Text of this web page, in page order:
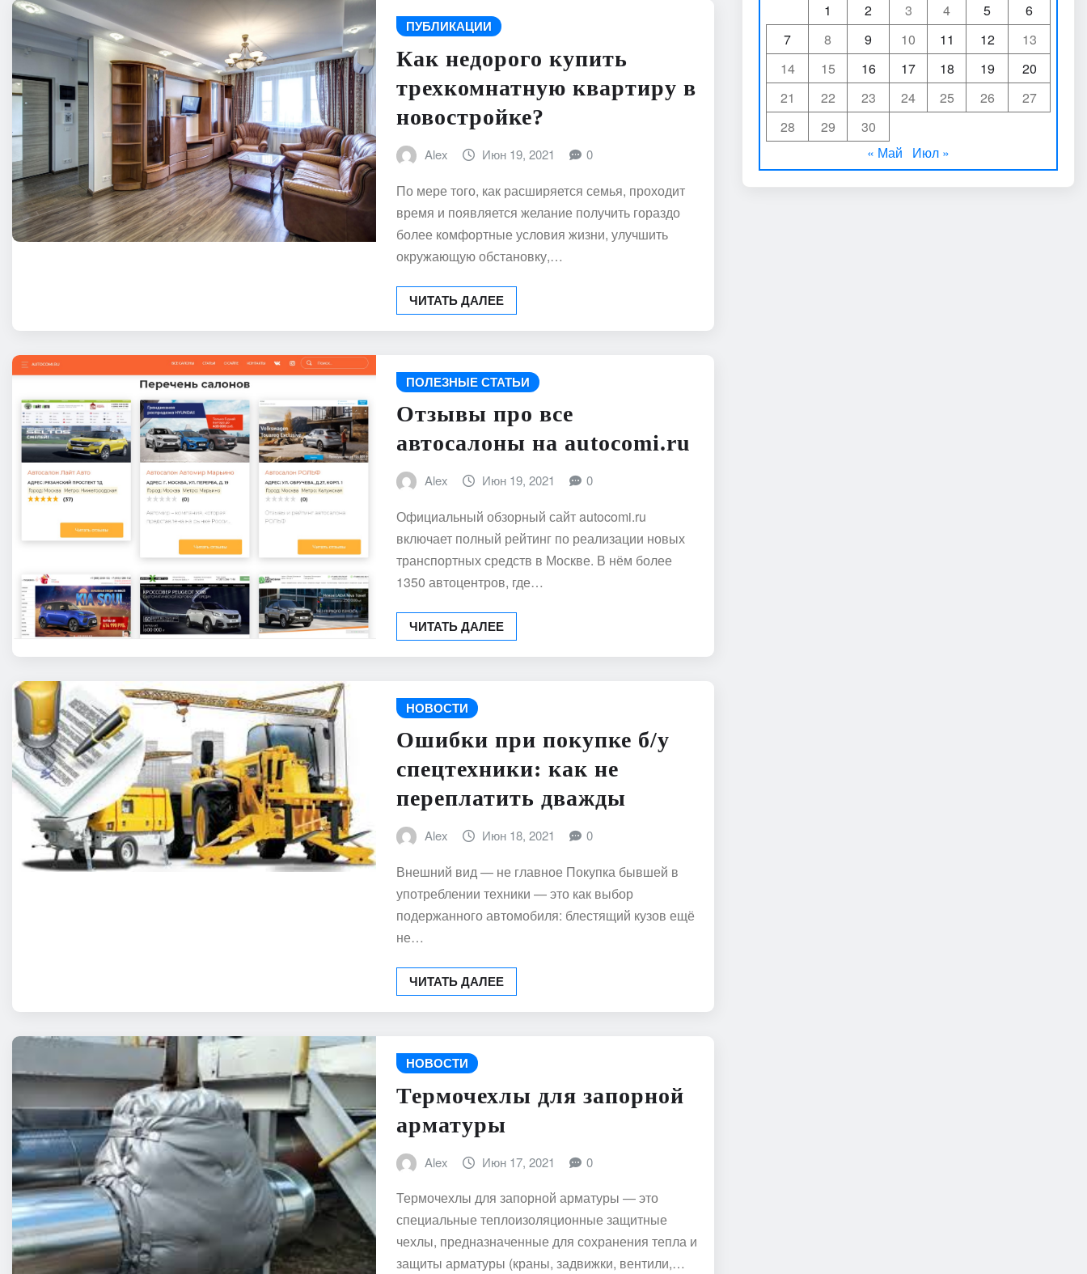
ПУБЛИКАЦИИ
Как недорого купить
трехкомнатную квартиру в
новостройке?
Alex Июн 19, 2021 0
По мере того, как расширяется семья, проходит
время и появляется желание получить гораздо
более комфортные условия жизни, улучшить
окружающую обстановку,…
ЧИТАТЬ ДАЛЕЕ
ПОЛЕЗНЫЕ СТАТЬИ
Отзывы про все
автосалоны на autocomi.ru
Alex Июн 19, 2021 0
Официальный обзорный сайт autocomi.ru
включает полный рейтинг по реализации новых
транспортных средств в Москве. В нём более
1350 автоцентров, где…
ЧИТАТЬ ДАЛЕЕ
НОВОСТИ
Ошибки при покупке б/у
спецтехники: как не
переплатить дважды
Alex Июн 18, 2021 0
Внешний вид — не главное Покупка бывшей в
употреблении техники — это как выбор
подержанного автомобиля: блестящий кузов ещё
не…
ЧИТАТЬ ДАЛЕЕ
НОВОСТИ
Термочехлы для запорной
арматуры
Alex Июн 17, 2021 0
Термочехлы для запорной арматуры — это
специальные теплоизоляционные защитные
чехлы, предназначенные для сохранения тепла и
защиты арматуры (краны, задвижки, вентили,…
1
2 3 4 5
6
7
8 9 10 11 12
13
14
15 16 17 18 19
20
21
22 23 24 25 26
27
28
29
30
« Май
Июл »